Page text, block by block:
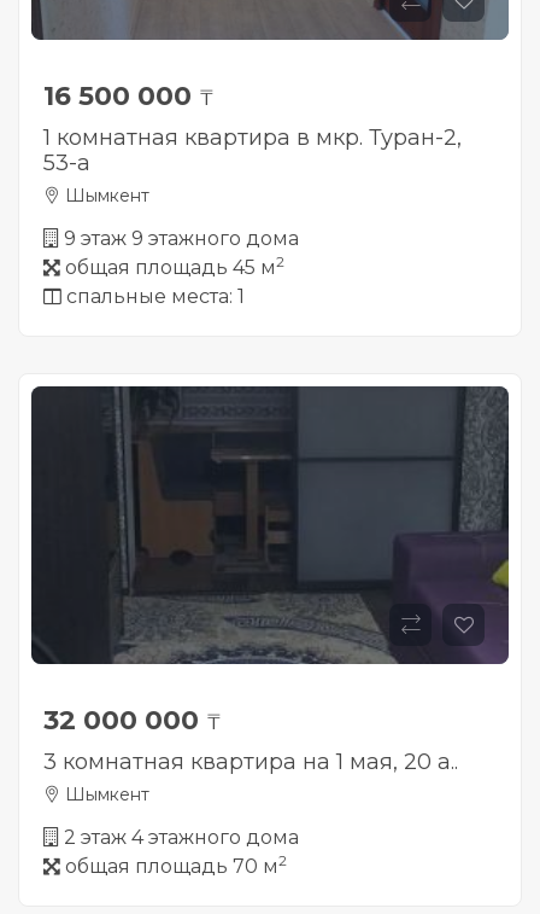
16 500 000 ₸
1 комнатная квартира в мкр. Туран-2,
53-а
Шымкент
9 этаж 9 этажного дома
общая площадь 45 м2
спальные места: 1
32 000 000 ₸
3 комнатная квартира на 1 мая, 20 а..
Шымкент
2 этаж 4 этажного дома
общая площадь 70 м2